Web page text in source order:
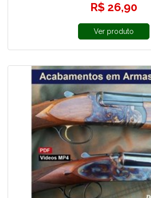
R$ 26,90
Ver produto